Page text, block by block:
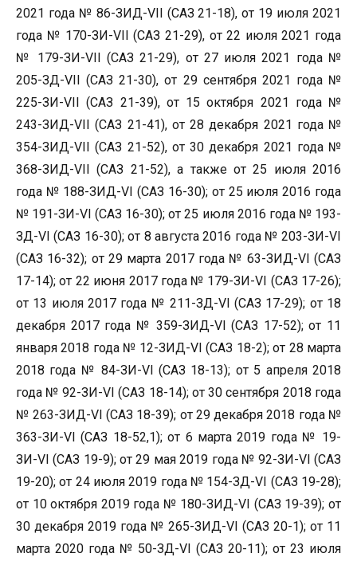
2021 года № 86-ЗИД-VII (САЗ 21-18), от 19 июля 2021
года № 170-ЗИ-VII (САЗ 21-29), от 22 июля 2021 года
№ 179-ЗИ-VII (САЗ 21-29), от 27 июля 2021 года №
205-ЗД-VII (САЗ 21-30), от 29 сентября 2021 года №
225-ЗИ-VII (САЗ 21-39), от 15 октября 2021 года №
243-ЗИД-VII (САЗ 21-41), от 28 декабря 2021 года №
354-ЗИД-VII (САЗ 21-52), от 30 декабря 2021 года №
368-ЗИД-VII (САЗ 21-52), а также от 25 июля 2016
года № 188-ЗИД-VI (САЗ 16-30); от 25 июля 2016 года
№ 191-ЗИ-VI (САЗ 16-30); от 25 июля 2016 года № 193-
ЗД-VI (САЗ 16-30); от 8 августа 2016 года № 203-ЗИ-VI
(САЗ 16-32); от 29 марта 2017 года № 63-ЗИД-VI (САЗ
17-14); от 22 июня 2017 года № 179-ЗИ-VI (САЗ 17-26);
от 13 июля 2017 года № 211-ЗД-VI (САЗ 17-29); от 18
декабря 2017 года № 359-ЗИД-VI (САЗ 17-52); от 11
января 2018 года № 12-ЗИД-VI (САЗ 18-2); от 28 марта
2018 года № 84-ЗИ-VI (САЗ 18-13); от 5 апреля 2018
года № 92-ЗИ-VI (САЗ 18-14); от 30 сентября 2018 года
№ 263-ЗИД-VI (САЗ 18-39); от 29 декабря 2018 года №
363-ЗИ-VI (САЗ 18-52,1); от 6 марта 2019 года № 19-
ЗИ-VI (САЗ 19-9); от 29 мая 2019 года № 92-ЗИ-VI (САЗ
19-20); от 24 июля 2019 года № 154-ЗД-VI (САЗ 19-28);
от 10 октября 2019 года № 180-ЗИД-VI (САЗ 19-39); от
30 декабря 2019 года № 265-ЗИД-VI (САЗ 20-1); от 11
марта 2020 года № 50-ЗД-VI (САЗ 20-11); от 23 июля